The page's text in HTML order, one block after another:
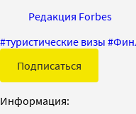
Редакция Forbes
#туристические визы #
Подписаться
Информация: